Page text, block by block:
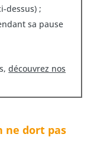
dessus) ;
sa pause
découvrez nos
ne dort pas